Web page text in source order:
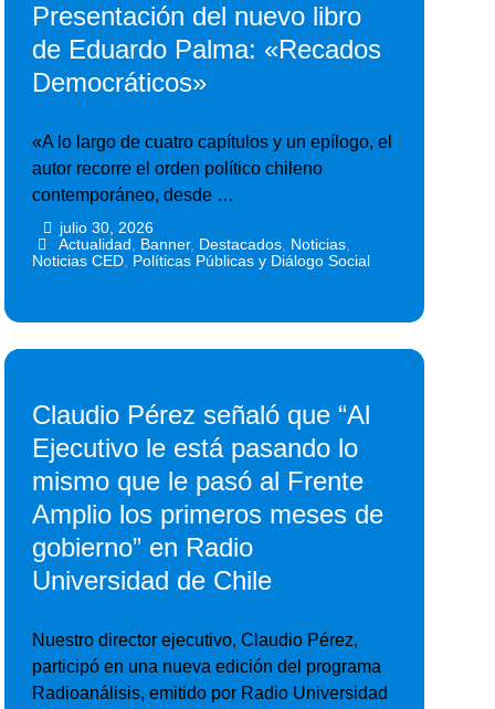
Presentación del nuevo libro
de Eduardo Palma: «Recados
Democráticos»
«A lo largo de cuatro capítulos y un epílogo, el
autor recorre el orden político chileno
contemporáneo, desde …
julio 30, 2026
Actualidad Banner, Destacados, Noticias,
Noticias CED Políticas Públicas y Diálogo Social
Claudio Pérez señaló que “Al
Ejecutivo le está pasando lo
mismo que le pasó al Frente
Amplio los primeros meses de
gobierno” en Radio
Universidad de Chile
Nuestro director ejecutivo, Claudio Pérez,
participó en una nueva edición del programa
Radioanálisis, emitido por Radio Universidad